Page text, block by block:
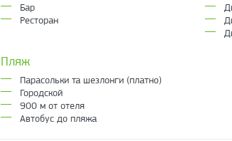
Бар
Ресторан
Пляж
Парасольки та шезлонги (платно)
Городской
900 м от отеля
Автобус до пляжа